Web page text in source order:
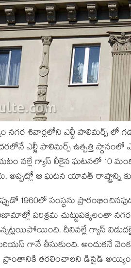
నగర శివార్లలోని ఎల్జీ పాలిమర్స్ లో
ఎల్జీ పాలిమర్స్ ఉత్పత్తి
వల్లే గ్యాస్ లీకైన ఘటనలో 10
అప్పట్లో ఆ ఘటన యావత్ రాష్ట్రాన్ని
1960లో సంస్ధను
పరిశ్రమ చుట్టుపక్కలంతా
దీనివల్లే గ్యాస్
సీరియస్ గానే తీసుకుంది. అందుకనే
ప్రాంతానికి తరలించాలని డిసైడ్